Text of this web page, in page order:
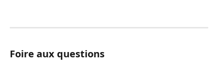
Foire aux questions